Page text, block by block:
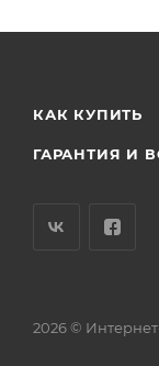
КАК КУПИТЬ
ГАРАНТИЯ И
2026 ©